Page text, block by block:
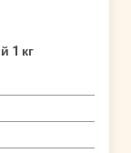
1 кг